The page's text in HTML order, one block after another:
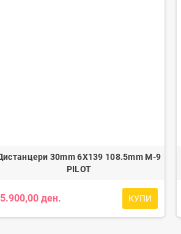
30mm 6X139 108.5mm M-9
PILOT
5.900,00 ден. КУПИ